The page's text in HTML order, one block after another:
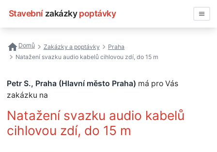
Stavební zakázky poptávky
Všechny zakázky
Nejčastější vyhledávání
Domů Zakázky a poptávky
Praha
Natažení svazku audio kabelů cihlovou zdí, do 15 m
Petr S., Praha (Hlavní město Praha) má pro Vás
zakázku na
Natažení svazku audio kabelů
cihlovou zdí, do 15 m